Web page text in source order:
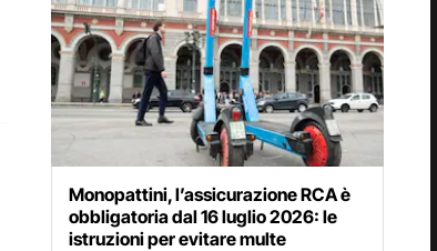
Monopattini, l’assicurazione RCA è
obbligatoria dal 16 luglio 2026: le
istruzioni per evitare multe